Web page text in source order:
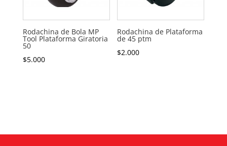
Rodachina de Bola MP
Tool Plataforma Giratoria
50
$5.000
Rodachina de Plataforma
de 45 ptm
$2.000